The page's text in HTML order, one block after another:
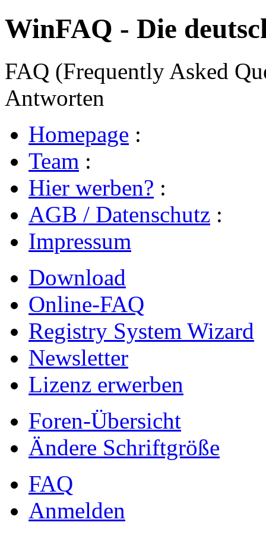
WinFAQ - Die
FAQ (Frequently Asked
Antworten
Homepage :
Team :
Hier werben? :
AGB / Datenschutz :
Impressum
Download
Online-FAQ
Registry System Wizard
Newsletter
Lizenz erwerben
Foren-Übersicht
Ändere Schriftgröße
FAQ
Anmelden